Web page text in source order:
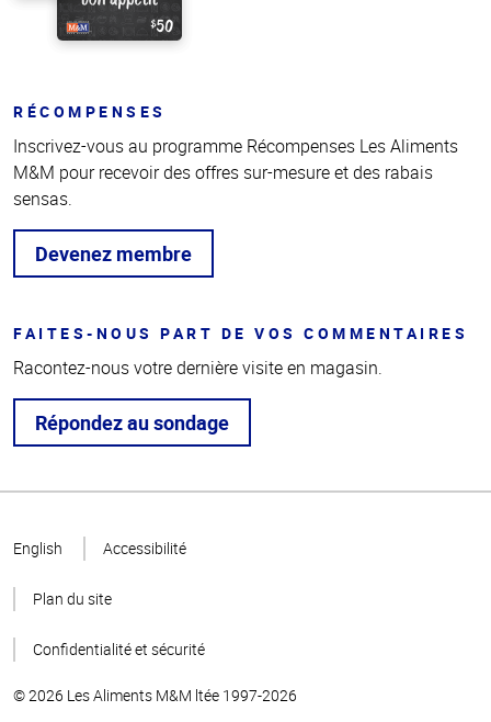
RÉCOMPENSES
Inscrivez-vous au programme Récompenses Les Aliments
M&M pour recevoir des offres sur-mesure et des rabais
sensas.
Devenez membre
FAITES-NOUS PART DE VOS COMMENTAIRES
Racontez-nous votre dernière visite en magasin.
Répondez au sondage
page
English Accessibilité
Plan du site
Confidentialité et sécurité
© 2026 Les Aliments M&M ltée 1997-2026